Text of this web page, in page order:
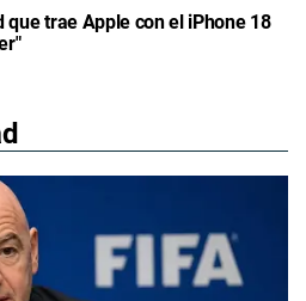
que trae Apple con el iPhone 18